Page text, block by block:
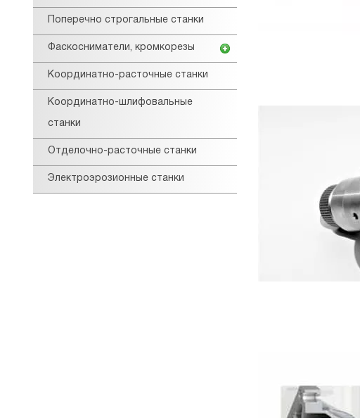
Поперечно строгальные станки
Фаскосниматели, кромкорезы
Координатно-расточные станки
Координатно-шлифовальные
станки
Отделочно-расточные станки
Электроэрозионные станки